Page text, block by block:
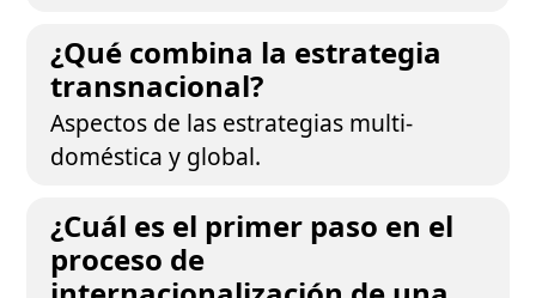
¿Qué combina la estrategia
transnacional?
Aspectos de las estrategias multi-
doméstica y global.
¿Cuál es el primer paso en el
proceso de